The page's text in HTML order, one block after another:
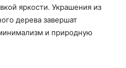
яркости. Украшения из
дерева завершат
и природную